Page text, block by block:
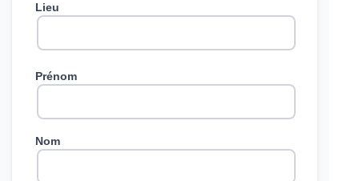
Lieu
Prénom
Nom